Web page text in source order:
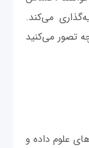
می‌کند.
تصور می‌کنید
علوم داده و